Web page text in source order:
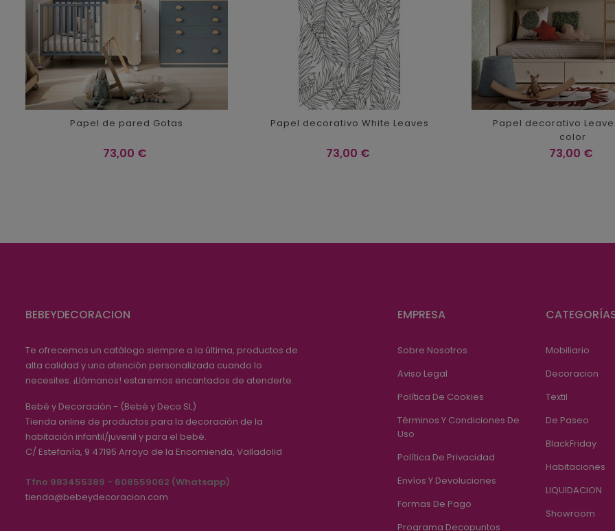
Papel de pared Gotas
Precio
73,00 €
Papel decorativo White Leaves
Precio
73,00 €
Papel decorativo
color
Precio
73,00 €
BEBEYDECORACION
Te ofrecemos un catálogo siempre a la última, productos de
alta calidad y una atención personalizada cuando lo
necesites. ¡Llámanos! estaremos encantados de atenderte.
Bebé y Decoración - (Bebé y Deco SL)
Tienda online de productos para la decoración de la
habitación infantil/juvenil y para el bebé.
C/ Estefanía, 9 47195 Arroyo de la Encomienda, Valladolid
Tfno 983455389 - 608559062 (Whatsapp)
tienda@bebeydecoracion.com
EMPRESA
Sobre Nosotros
Aviso Legal
Política De Cookies
Términos Y Condiciones De
Uso
Política De Privacidad
Envíos Y Devoluciones
Formas De Pago
Programa Decopuntos
Mobiliario
Decoracion
Textil
De Paseo
BlackFriday
Habitaciones
LIQUIDACION
Showroom